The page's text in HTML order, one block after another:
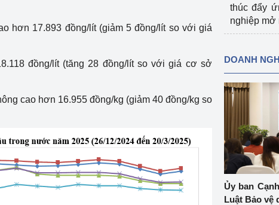
hơn 17.893 đồng/lít (giảm 5 đồng/lít so với giá
đồng/lít (tăng 28 đồng/lít so với giá cơ sở
cao hơn 16.955 đồng/kg (giảm 40 đồng/kg so
thúc đẩy
nghiệp mở
DOANH
Ủy ban
Luật Bảo vệ